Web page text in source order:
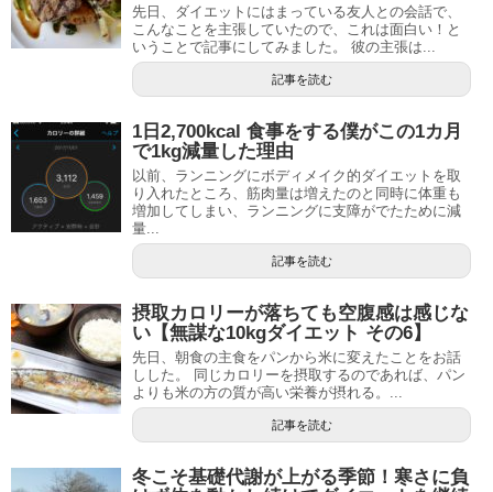
先日、ダイエットにはまっている友人との会話で、
こんなことを主張していたので、これは面白い！と
いうことで記事にしてみました。 彼の主張は...
記事を読む
1日2,700kcal 食事をする僕がこの1カ月
で1kg減量した理由
以前、ランニングにボディメイク的ダイエットを取
り入れたところ、筋肉量は増えたのと同時に体重も
増加してしまい、ランニングに支障がでたために減
量...
記事を読む
摂取カロリーが落ちても空腹感は感じな
い【無謀な10kgダイエット その6】
先日、朝食の主食をパンから米に変えたことをお話
しした。 同じカロリーを摂取するのであれば、パン
よりも米の方の質が高い栄養が摂れる。...
記事を読む
冬こそ基礎代謝が上がる季節！寒さに負